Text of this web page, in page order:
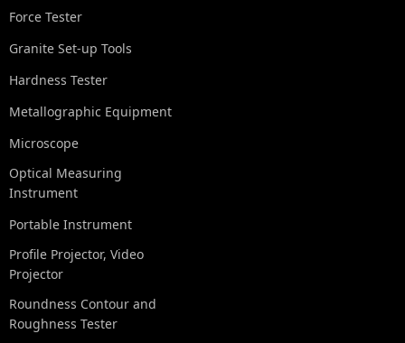
Force Tester
Granite Set-up Tools
Hardness Tester
Metallographic Equipment
Microscope
Optical Measuring
Instrument
Portable Instrument
Profile Projector, Video
Projector
Roundness Contour and
Roughness Tester